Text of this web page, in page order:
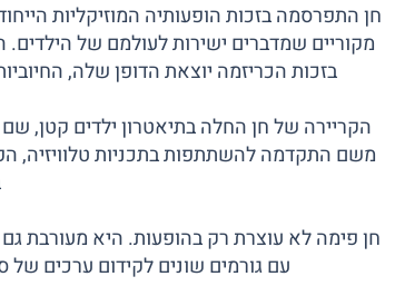
חן התפרסמה בזכות הופעותיה המוזיקליות
מקוריים שמדברים ישירות לעולמם של
בזכות הכריזמה יוצאת הדופן שלה,
הקריירה של חן החלה בתיאטרון ילדים קטן,
משם התקדמה להשתתפות בתכניות טלוויזיה,
חן פימה לא עוצרת רק בהופעות. היא מעורבת גם
עם גורמים שונים לקידום ערכים של